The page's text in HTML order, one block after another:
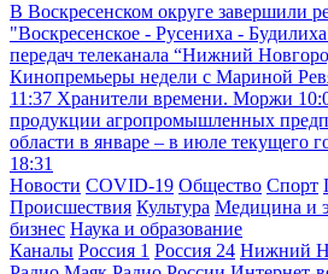
В Воскресенском округе завершили
"Воскресенское - Русениха -
передач телеканала “Нижний
Кинопремьеры недели с Мариной
11:37 Хранители времени. Моржи
продукции агропромышленных
области в январе – в июле текущего
18:31
Новости COVID-19 Общество Спорт
Происшествия Культура Медицина и
бизнес Наука и образование
Каналы Россия 1 Россия 24 Нижний